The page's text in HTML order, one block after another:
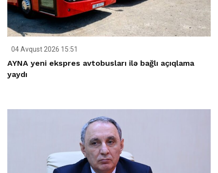
04 Avqust 2026 15:51
AYNA yeni ekspres avtobusları ilə bağlı açıqlama
yaydı